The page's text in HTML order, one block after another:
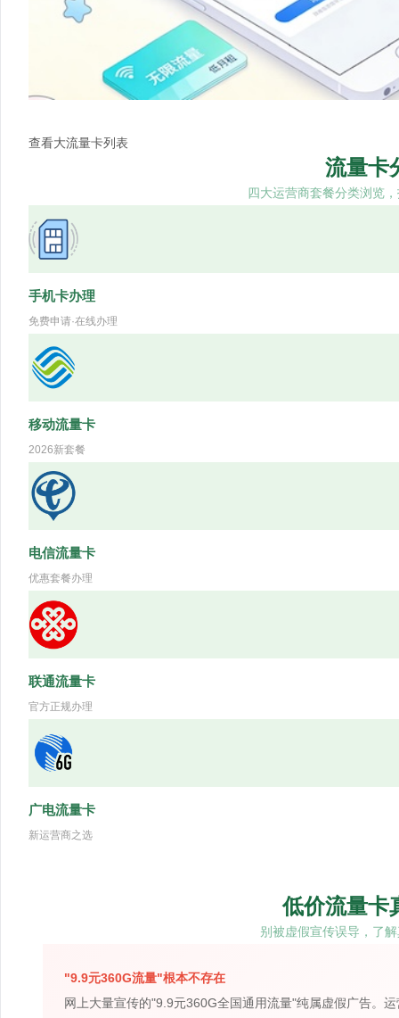
查看大流量卡列表
流量卡
四大运营商套餐分类浏览
手机卡办理
免费申请·在线办理
移动流量卡
2026新套餐
电信流量卡
优惠套餐办理
联通流量卡
官方正规办理
广电流量卡
新运营商之选
低价流量卡
别被虚假宣传误导，了
"9.9元360G流量"根本不存在
网上大量宣传的"9.9元360G全国通用流量"纯属虚假广告。